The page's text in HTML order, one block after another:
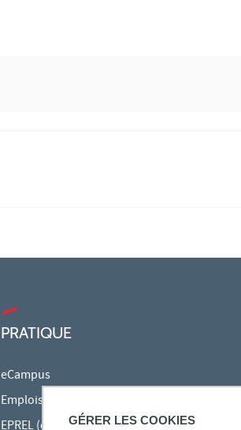
GÉRER LES COOKIES
PRATIQUE
eCampus
Emplois du temps en ligne